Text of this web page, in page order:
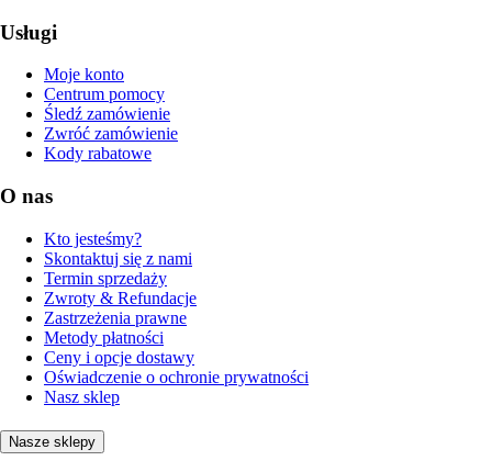
Usługi
Moje konto
Centrum pomocy
Śledź zamówienie
Zwróć zamówienie
Kody rabatowe
O nas
Kto jesteśmy?
Skontaktuj się z nami
Termin sprzedaży
Zwroty & Refundacje
Zastrzeżenia prawne
Metody płatności
Ceny i opcje dostawy
Oświadczenie o ochronie prywatności
Nasz sklep
Nasze sklepy